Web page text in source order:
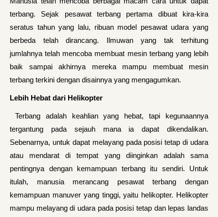
terbang. Sejak pesawat terbang pertama dibuat kira-kira
seratus tahun yang lalu, ribuan model pesawat udara yang
berbeda telah dirancang. Ilmuwan yang tak terhitung
jumlahnya telah mencoba membuat mesin terbang yang lebih
baik sampai akhirnya mereka mampu membuat mesin
terbang terkini dengan disainnya yang mengagumkan.
Lebih Hebat dari Helikopter
Terbang adalah keahlian yang hebat, tapi kegunaannya
tergantung pada sejauh mana ia dapat dikendalikan.
Sebenarnya, untuk dapat melayang pada posisi tetap di udara
atau mendarat di tempat yang diinginkan adalah sama
pentingnya dengan kemampuan terbang itu sendiri. Untuk
itulah, manusia merancang pesawat terbang dengan
kemampuan manuver yang tinggi, yaitu helikopter. Helikopter
mampu melayang di udara pada posisi tetap dan lepas landas